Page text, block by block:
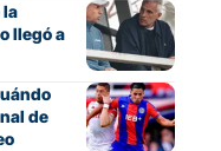
la
llegó a
de